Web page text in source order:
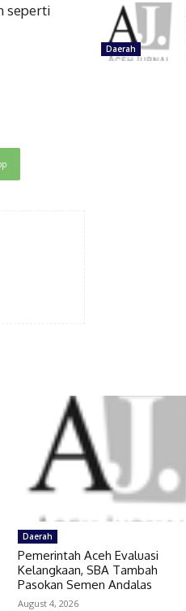
seperti
Daerah
Daerah
Pemerintah Aceh Evaluasi
Kelangkaan, SBA Tambah
Pasokan Semen Andalas
August 4, 2026